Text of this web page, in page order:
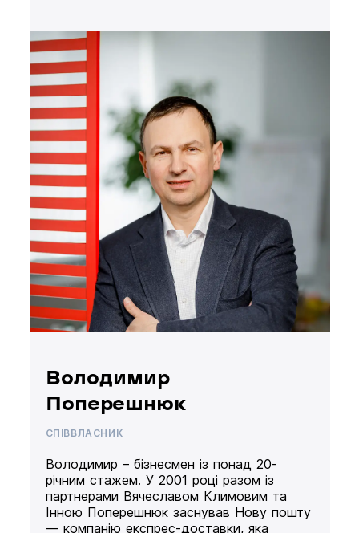
Володимир
Поперешнюк
СПІВВЛАСНИК
Володимир – бізнесмен із понад 20-
річним стажем. У 2001 році разом із
партнерами Вячеславом Климовим та
Інною Поперешнюк заснував Нову пошту
— компанію експрес-доставки, яка